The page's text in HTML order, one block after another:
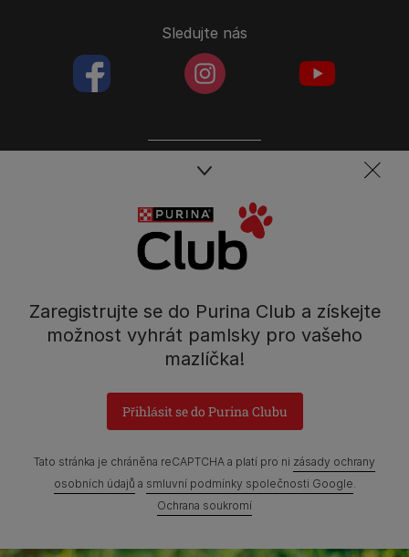
Zaregistrujte se do Purina Club a získejte
možnost vyhrát pamlsky pro vašeho
mazlíčka!
Přihlásit se do Purina Clubu
Tato stránka je chráněna reCAPTCHA a platí pro ni zásady ochrany
osobních údajů a smluvní podmínky společnosti Google.
Ochrana soukromí
Spojte se s týmem péče o domácí mazlíčky
Tel.: 800 135 135
Mezi Vodami 2035/31,
Praha 4 - Modřany
Sledujte nás
facebookColoredinstagramColored
Prohlášení o přístupnosti Všeobecné podmínky
Marketingové podmínky Ochrana soukromí Soubory Cookies
Zpráva Nestlé o genderových mzdových rozdílech
Mapa webových stránek